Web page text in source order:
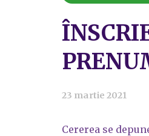
23 martie 2021
Cererea se